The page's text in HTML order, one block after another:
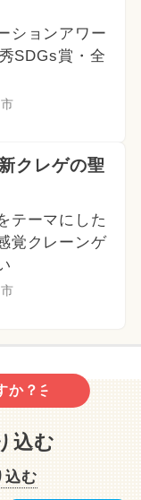
ションアワー
SDGs賞・全
クレゲの聖
テーマにした
覚クレーンゲ
か？
込む
込む